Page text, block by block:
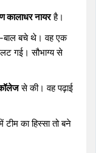
कालाधर नायरहै।
बाल बचे थे। वह एक
गई। सौभाग्य से
से की। वह पढ़ाई
का हिस्सा तो बने